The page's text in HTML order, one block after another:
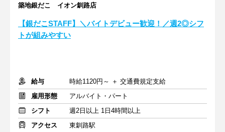
築地銀だこ イオン釧路店
【銀だこSTAFF】＼バイトデビュー歓迎！／週2◎シフ
トが組みやすい
給与
時給1120円～ ＋ 交通費規定支給
雇用形態
アルバイト・パート
シフト
週2日以上 1日4時間以上
アクセス
東釧路駅